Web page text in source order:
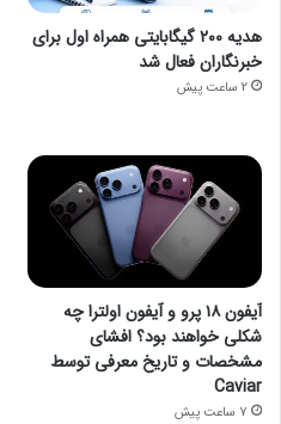
هدیه ۲۰۰ گیگابایتی همراه اول برای
خبرنگاران فعال شد
2 ساعت پیش
آیفون ۱۸ پرو و آیفون اولترا چه
شکلی خواهند بود؟ افشای
مشخصات و تاریخ معرفی توسط
Caviar
7 ساعت پیش